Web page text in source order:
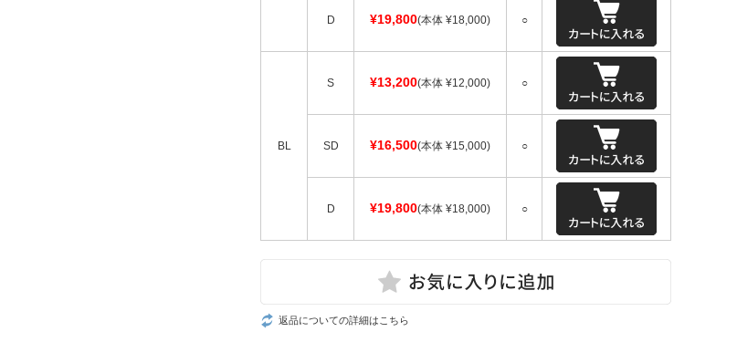
D ¥19,800(本体 ¥18,000) ○
BL
S ¥13,200(本体 ¥12,000) ○
SD ¥16,500(本体 ¥15,000) ○
D ¥19,800(本体 ¥18,000) ○
返品についての詳細はこちら